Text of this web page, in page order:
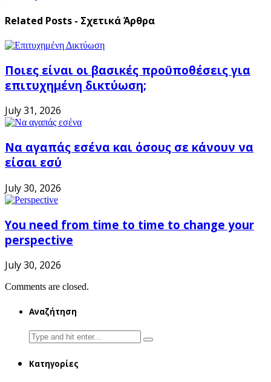
Related Posts - Σχετικά Άρθρα
Ποιες είναι οι βασικές προϋποθέσεις για
επιτυχημένη δικτύωση;
July 31, 2026
Να αγαπάς εσένα και όσους σε κάνουν να
είσαι εσύ
July 30, 2026
You need from time to time to change your
perspective
July 30, 2026
Comments are closed.
Αναζήτηση
Search
for:
Κατηγορίες